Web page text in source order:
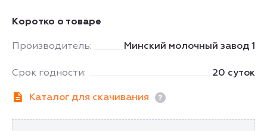
Коротко о товаре
Производитель: Минский молочный завод 1
Срок годности: 20 суток
Каталог для скачивания